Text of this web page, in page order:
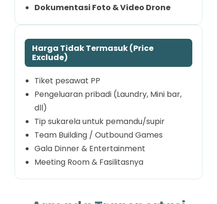
Dokumentasi Foto & Video Drone
Harga Tidak Termasuk (Price
Exclude)
Tiket pesawat PP
Pengeluaran pribadi (Laundry, Mini bar,
dll)
Tip sukarela untuk pemandu/supir
Team Building / Outbound Games
Gala Dinner & Entertainment
Meeting Room & Fasilitasnya